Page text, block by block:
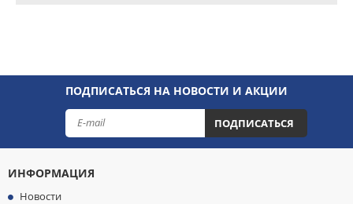
ПОДПИСАТЬСЯ НА НОВОСТИ И АКЦИИ
ПОДПИСАТЬСЯ
ИНФОРМАЦИЯ
Новости